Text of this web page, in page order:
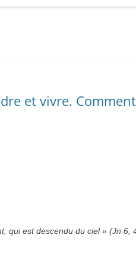
et vivre.
qui est descendu du ciel » (Jn 6,